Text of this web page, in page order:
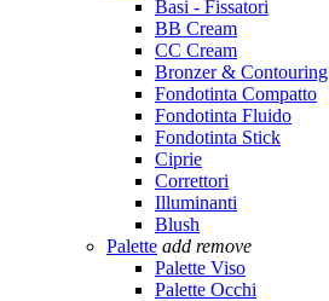
Basi - Fissatori
BB Cream
CC Cream
Bronzer & Contouring
Fondotinta Compatto
Fondotinta Fluido
Fondotinta Stick
Ciprie
Correttori
Illuminanti
Blush
Palette add remove
Palette Viso
Palette Occhi